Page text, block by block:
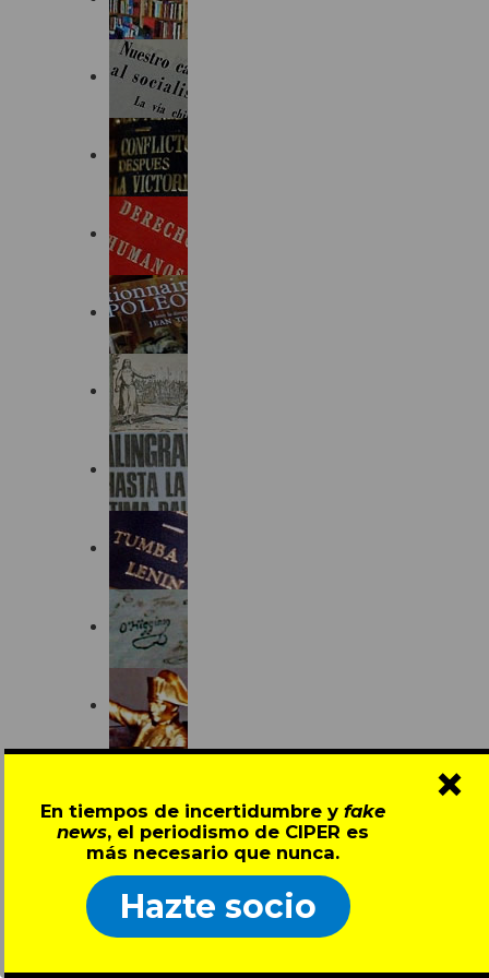
En tiempos de incertidumbre y fake
news, el periodismo de CIPER es
más necesario que nunca.
Hazte socio
×